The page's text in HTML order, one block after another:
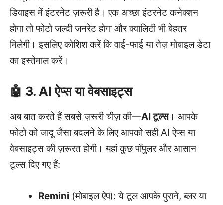
डिवाइस में इंटरनेट ज़रूरी है। एक अच्छा इंटरनेट कनेक्शन
होगा तो फोटो जल्दी जनरेट होगा और क्वालिटी भी बेहतर
मिलेगी। इसलिए कोशिश करें कि वाई-फाई या तेज़ मोबाइल डेटा
का इस्तेमाल करें।
🤖 3. AI ऐप्स या वेबसाइट्स
अब बात करते हैं सबसे ज़रूरी चीज़ की—AI टूल्स। आपके
फोटो को जादू जैसा बदलने के लिए आपको सही AI ऐप्स या
वेबसाइट्स की ज़रूरत होगी। यहां कुछ पॉपुलर और आसान
टूल्स दिए गए हैं:
Remini (मोबाइल ऐप): ये टूल आपके पुराने, ब्लर या